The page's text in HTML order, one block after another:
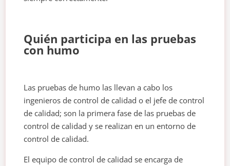
Quién participa en las pruebas
con humo
Las pruebas de humo las llevan a cabo los
ingenieros de control de calidad o el jefe de control
de calidad; son la primera fase de las pruebas de
control de calidad y se realizan en un entorno de
control de calidad.
El equipo de control de calidad se encarga de